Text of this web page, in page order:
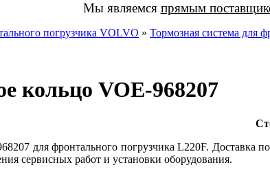
Мы являемся прямым
погрузчика VOLVO » Тормозная система для
кольцо VOE-968207
для фронтального погрузчика L220F. Доставка
сервисных работ и установки оборудования.